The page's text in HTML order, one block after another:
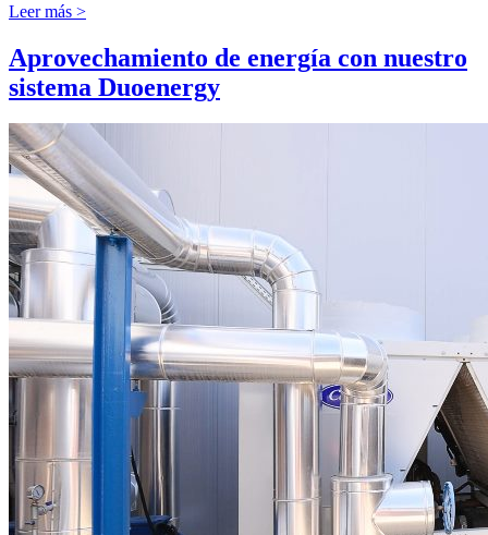
Leer más >
Aprovechamiento de energía con nuestro
sistema Duoenergy